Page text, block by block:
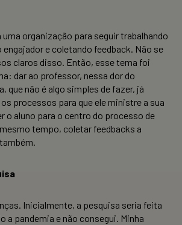
organização para seguir trabalhando
e coletando feedback. Não se
claros disso. Então, esse tema foi
dar ao professor, nessa dor do
que não é algo simples de fazer, já
processos para que ele ministre a sua
o aluno para o centro do processo de
tempo, coletar feedbacks a
Inicialmente, a pesquisa seria feita
a pandemia e não consegui. Minha